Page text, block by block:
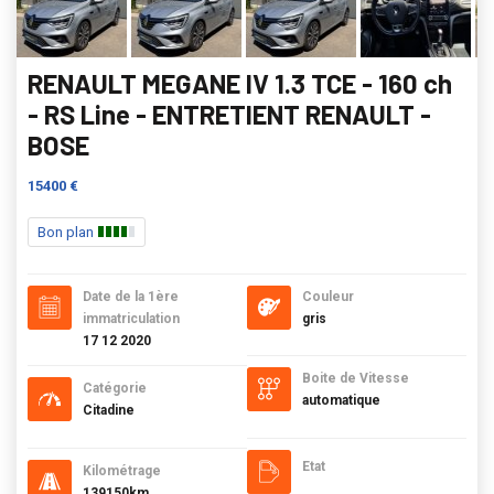
RENAULT MEGANE IV 1.3 TCE - 160 ch
- RS Line - ENTRETIENT RENAULT -
BOSE
15400 €
Bon plan
Date de la 1ère
immatriculation
17 12 2020
Catégorie
Citadine
Kilométrage
Couleur
gris
Boite de Vitesse
automatique
Etat